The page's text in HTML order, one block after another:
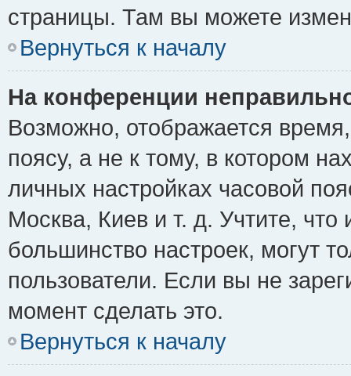
страницы. Там вы можете
Вернуться к началу
На конференции
Возможно, отображается
поясу, а не к тому, в котором
личных настройках часовой
Москва, Киев и т. д. Учтите, что
большинство настроек, могут
пользователи. Если вы не
момент сделать это.
Вернуться к началу